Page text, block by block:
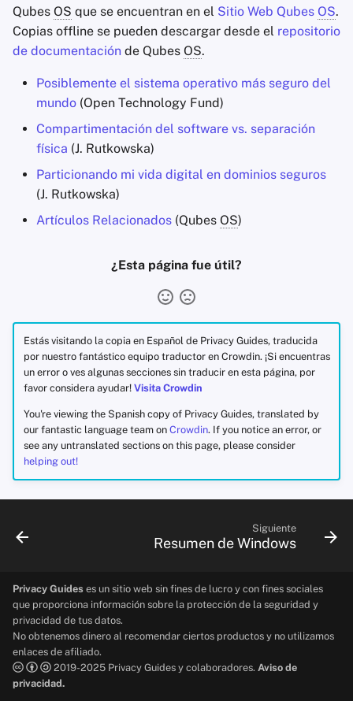
Qubes OS que se encuentran en el Sitio Web Qubes OS.
Copias offline se pueden descargar desde el repositorio
de documentación de Qubes OS.
Posiblemente el sistema operativo más seguro del
mundo (Open Technology Fund)
Compartimentación del software vs. separación
física (J. Rutkowska)
Particionando mi vida digital en dominios seguros
(J. Rutkowska)
Artículos Relacionados (Qubes OS)
¿Esta página fue útil?
Estás visitando la copia en Español de Privacy Guides, traducida
por nuestro fantástico equipo traductor en Crowdin. ¡Si encuentras
un error o ves algunas secciones sin traducir en esta página, por
favor considera ayudar! Visita Crowdin
You're viewing the Spanish copy of Privacy Guides, translated by
our fantastic language team on Crowdin. If you notice an error, or
see any untranslated sections on this page, please consider
helping out!
Siguiente
Resumen de Windows
Privacy Guides es un sitio web sin fines de lucro y con fines sociales
que proporciona información sobre la protección de la seguridad y
privacidad de tus datos.
No obtenemos dinero al recomendar ciertos productos y no utilizamos
enlaces de afiliado.
2019-2025 Privacy Guides y colaboradores.Aviso de
privacidad.